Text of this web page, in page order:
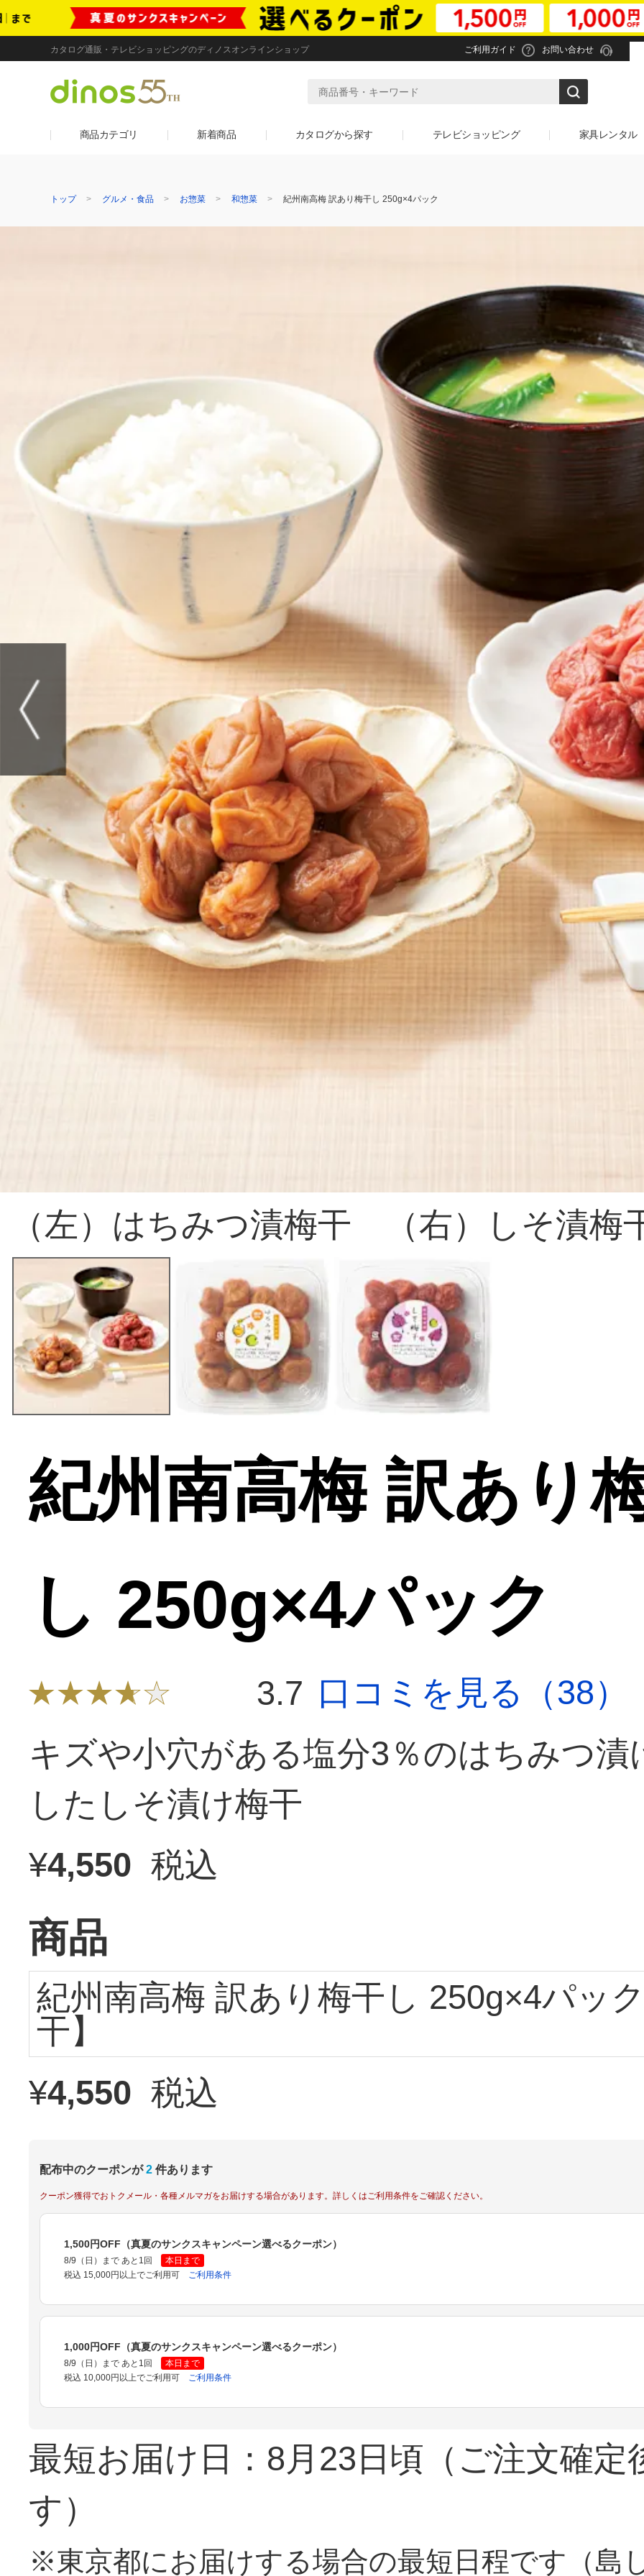
カタログ通販・テレビショッピングのディノスオンラインショップ ご利用ガイド お問い合わせ
商品カテゴリ 新着商品 カタログから探す テレビショッピング 家具レンタル
トップ グルメ・食品 お惣菜 和惣菜 紀州南高梅 訳あり梅干し 250g×4パック
（左）はちみつ漬梅干 （右）しそ漬梅
紀州南高梅 訳あり
し 250g×4パック
3.7 口コミを見る（38）
キズや小穴がある塩分3％のはちみつ
したしそ漬け梅干
¥4,550 税込
商品
紀州南高梅 訳あり梅干し 250g×4パッ
干】
¥4,550 税込
配布中のクーポンが 2 件あります
クーポン獲得でおトクメール・各種メルマガをお届けする場合があります。詳しくはご利用条件をご確認ください。
1,500円OFF（真夏のサンクスキャンペーン選べるクーポン）
8/9（日）まで あと1回
本日まで
税込 15,000円以上でご利用可
ご利用条件
1,000円OFF（真夏のサンクスキャンペーン選べるクーポン）
8/9（日）まで あと1回
本日まで
税込 10,000円以上でご利用可
ご利用条件
最短お届け日：8月23日頃 （ご注文確
す）
※東京都にお届けする場合の最短日程です（島